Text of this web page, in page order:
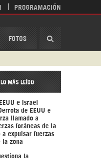
FOTOS
PROGRAMACIÓN
LO MÁS LEÍDO
e Israel
de EEUU e
llamado a
foráneas de la
a expulsar fuerzas
la zona
la